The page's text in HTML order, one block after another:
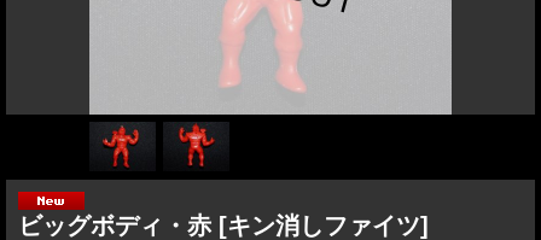
ビッグボディ・赤 [キン消しファイツ]